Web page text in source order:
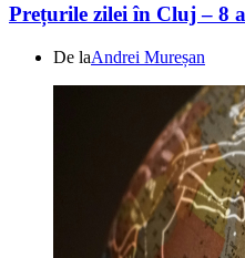
Prețurile zilei în Cluj – 8
De laAndrei Mureșan